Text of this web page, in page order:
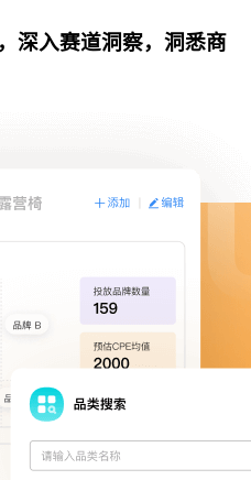
深入赛道洞察，洞悉商